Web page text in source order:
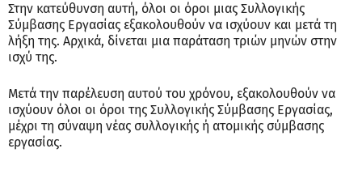
Στην κατεύθυνση αυτή, όλοι οι όροι μιας Συλλογικής
Σύμβασης Εργασίας εξακολουθούν να ισχύουν και μετά τη
λήξη της. Αρχικά, δίνεται μια παράταση τριών μηνών στην
ισχύ της.
Μετά την παρέλευση αυτού του χρόνου, εξακολουθούν να
ισχύουν όλοι οι όροι της Συλλογικής Σύμβασης Εργασίας,
μέχρι τη σύναψη νέας συλλογικής ή ατομικής σύμβασης
εργασίας.